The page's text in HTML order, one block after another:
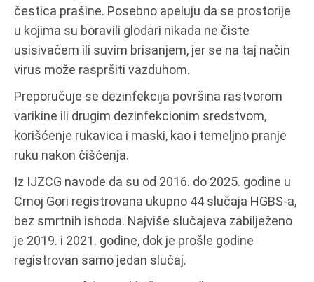
čestica prašine. Posebno apeluju da se prostorije
u kojima su boravili glodari nikada ne čiste
usisivačem ili suvim brisanjem, jer se na taj način
virus može raspršiti vazduhom.
Preporučuje se dezinfekcija površina rastvorom
varikine ili drugim dezinfekcionim sredstvom,
korišćenje rukavica i maski, kao i temeljno pranje
ruku nakon čišćenja.
Iz IJZCG navode da su od 2016. do 2025. godine u
Crnoj Gori registrovana ukupno 44 slučaja HGBS-a,
bez smrtnih ishoda. Najviše slučajeva zabilježeno
je 2019. i 2021. godine, dok je prošle godine
registrovan samo jedan slučaj.